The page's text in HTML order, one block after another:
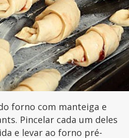
forno com manteiga e
Pincelar cada um deles
e levar ao forno pré-